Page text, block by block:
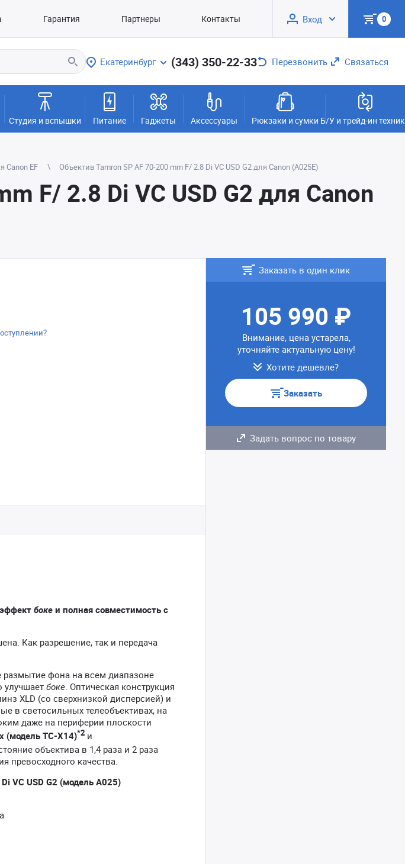
Гарантия Партнеры Контакты Вход 0
Екатеринбург (343) 350-22-33 Перезвонить Связаться
Студия и вспышки Питание Гаджеты Аксессуары Рюкзаки и сумки Б/У и трейд-ин
Canon EF Объектив Tamron SP AF 70-200 mm F/ 2.8 Di VC USD G2 для Canon (A025E)
F/ 2.8 Di VC USD G2 для Canon
боке и полная совместимость с
Как разрешение, так и передача
размытие фона на всем диапазоне
улучшает боке. Оптическая конструкция
XLD (со сверхнизкой дисперсией) и
в светосильных телеобъективах, на
даже на периферии плоскости
TC-X14)*2 и
объектива в 1,4 раза и 2 раза
превосходного качества.
VC USD G2 (модель A025)
Заказать в один клик
105 990 ₽
Внимание, цена устарела,
уточняйте актуальную цену!
Хотите дешевле?
Заказать
Задать вопрос по товару